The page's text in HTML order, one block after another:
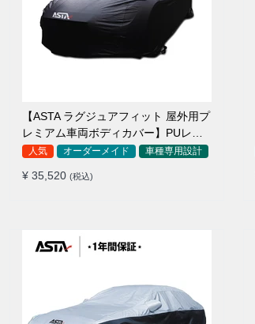
【ASTA ラグジュアフィット 屋外用プ
レミアム車両ボディカバー】PUレザ
ー製 オーダーメイド 高級感 裏起毛車
人気 オーダーメイド 車種専用設計
¥ 35,520 (税込)